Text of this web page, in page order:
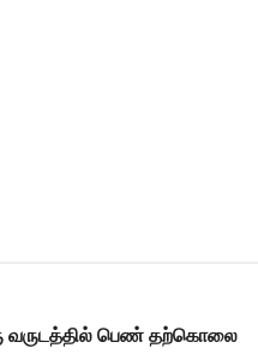
வருடத்தில் பெண் தற்கொலை